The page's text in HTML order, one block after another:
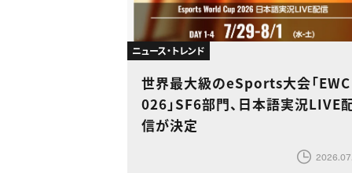
ニュース・トレンド
世界最大級のeSports大会「
026」SF6部門、日本語実況LIVE
信が決定